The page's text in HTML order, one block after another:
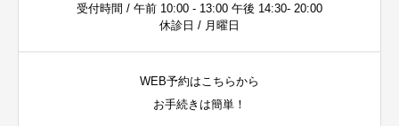
受付時間 / 午前 10:00 - 13:00 午後 14:30- 20:00
休診日 / 月曜日
WEB予約はこちらから
お手続きは簡単！